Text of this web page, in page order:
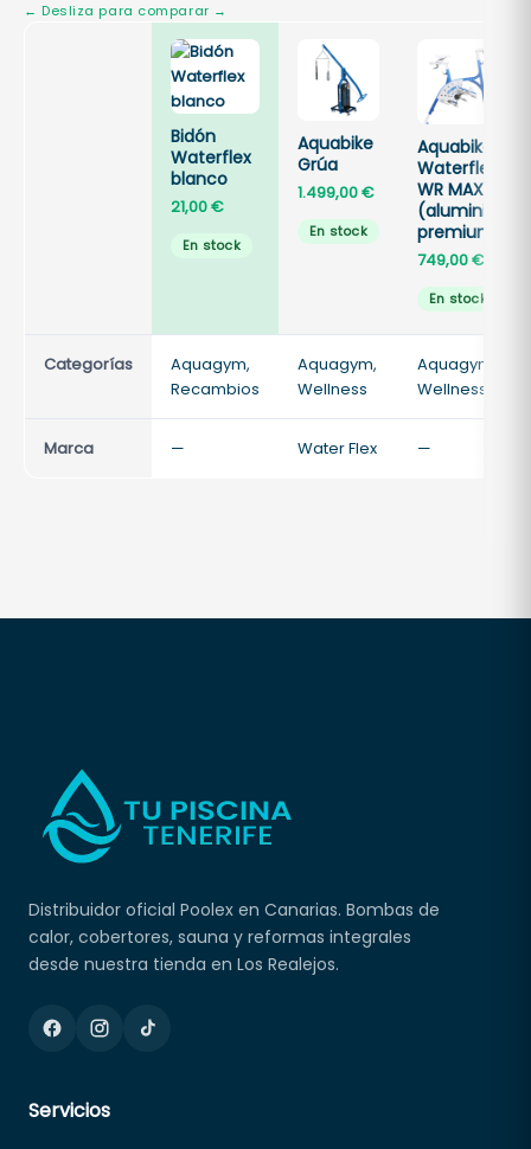
Bidón
Waterflex
blanco
21,00€
En stock
Aquabike
Grúa
1.499,00€
En stock
Aquabike
Waterflex
WR MAX
(aluminio
premium)
749,00€
En stock
Categorías
Aquagym,
Recambios
Aquagym,
Wellness
Aquagym,
Wellness
Marca — Water Flex —
Distribuidor oficial Poolex en Canarias. Bombas de
calor, cobertores, sauna y reformas integrales
desde nuestra tienda en Los Realejos.
Servicios